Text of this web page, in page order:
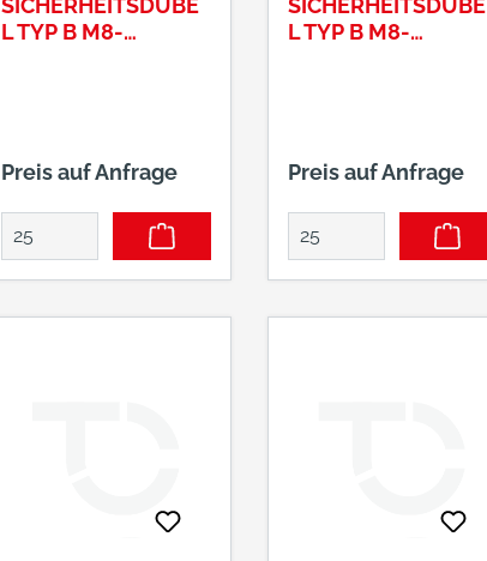
SICHERHEITSDÜBE
L TYP B M8-
Preis auf Anfrage
SICHERHEITSDÜBE
L TYP B M8-
Preis auf Anfrage